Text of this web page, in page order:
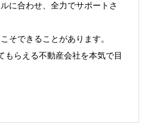
に合わせ、全力でサポートさ
そできることがあります。
もらえる不動産会社を本気で目